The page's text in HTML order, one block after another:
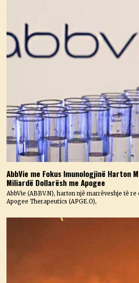
AbbVie me Fokus Imunologjinë Harton
Miliardë Dollarësh me Apogee
AbbVie (ABBV.N), harton një marrëveshje të re
Apogee Therapeutics (APGE.O),